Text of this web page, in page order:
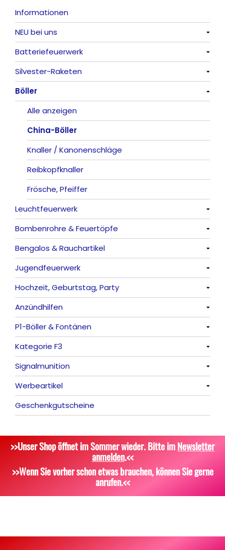
Informationen
NEU bei uns
Alle anzeigen
Batteriefeuerwerk
Alle anzeigen
Silvester-Raketen
Alle anzeigen
Böller
Alle anzeigen
China-Böller
Knaller / Kanonenschläge
Reibkopfknaller
Frösche, Pfeiffer
Leuchtfeuerwerk
Alle anzeigen
Vulkane
Fontänen
Sonnen
Feuervögel
Römische Lichter
Bombenrohre & Feuertöpfe
Alle anzeigen
Mit Rumms
Bezaubernde Effekte
Bengalos & Rauchartikel
Alle anzeigen
Bengalos
Rauchartikel
Jugendfeuerwerk
Alle anzeigen
Hochzeit, Geburtstag, Party
Alle anzeigen
Feuerschriften
Indoor-Fontänen
Herz- und Konfetti-Shooter
Wunderkerzen, Fackeln
Tischfeuerwerk
Dekoration, Knicklichter
Anzündhilfen
Alle anzeigen
P1-Böller & Fontänen
Alle anzeigen
Kategorie F3
Alle anzeigen
Signalmunition
Alle anzeigen
Platzpatronen
Zubehör
Werbeartikel
Alle anzeigen
Attrappen
Geschenkgutscheine
>>Unser Shop öffnet im Sommer wieder. Bitte imNewsletter
anmelden.<<
>>Wenn Sie vorher schon etwas brauchen, können Sie gerne
anrufen.<<